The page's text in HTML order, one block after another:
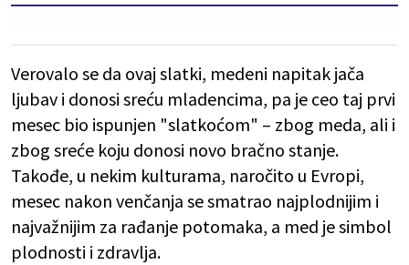
Verovalo se da ovaj slatki, medeni napitak jača
ljubav i donosi sreću mladencima, pa je ceo taj prvi
mesec bio ispunjen "slatkoćom" – zbog meda, ali i
zbog sreće koju donosi novo bračno stanje.
Takođe, u nekim kulturama, naročito u Evropi,
mesec nakon venčanja se smatrao najplodnijim i
najvažnijim za rađanje potomaka, a med je simbol
plodnosti i zdravlja.